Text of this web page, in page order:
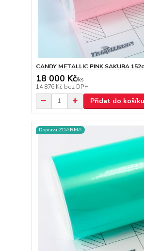
CANDY METALLIC PINK SAKURA
18 000 Kč/ks
14 876 Kč bez DPH
Přidat do košíku
Doprava ZDARMA